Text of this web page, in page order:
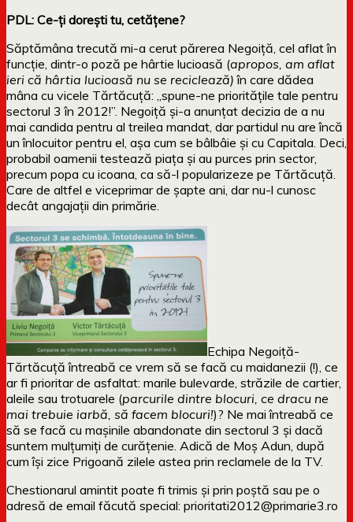
PDL: Ce-ți dorești tu, cetățene?
Săptămâna trecută mi-a cerut părerea Negoiță, cel aflat în
funcție, dintr-o poză pe hârtie lucioasă (apropos, am aflat
ieri că hârtia lucioasă nu se reciclează) în care dădea
mâna cu vicele Tărtăcuță: „spune-ne prioritățile tale pentru
sectorul 3 în 2012!”. Negoiță și-a anunțat decizia de a nu
mai candida pentru al treilea mandat, dar partidul nu are încă
un înlocuitor pentru el, așa cum se bâlbâie și cu Capitala. Deci,
probabil oamenii testează piața și au purces prin sector,
precum popa cu icoana, ca să-l popularizeze pe Tărtăcuță.
Care de altfel e viceprimar de șapte ani, dar nu-l cunosc
decât angajații din primărie.
Echipa Negoiță-
Tărtăcuță întreabă ce vrem să se facă cu maidanezii (!), ce
ar fi prioritar de asfaltat: marile bulevarde, străzile de cartier,
aleile sau trotuarele (parcurile dintre blocuri, ce dracu ne
mai trebuie iarbă, să facem blocuri!)? Ne mai întreabă ce
să se facă cu mașinile abandonate din sectorul 3 și dacă
suntem mulțumiți de curățenie. Adică de Moș Adun, după
cum își zice Prigoană zilele astea prin reclamele de la TV.
Chestionarul amintit poate fi trimis și prin poștă sau pe o
adresă de email făcută special: prioritati2012@primarie3.ro